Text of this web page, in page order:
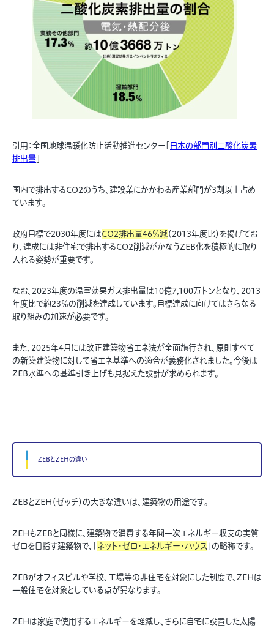
引用：全国地球温暖化防止活動推進センター「日本の部門別二酸化炭素
排出量」
国内で排出するCO2のうち、建設業にかかわる産業部門が3割以上占め
ています。
政府目標で2030年度にはCO2排出量46％減（2013年度比）を掲げてお
り、達成には非住宅で排出するCO2削減がかなうZEB化を積極的に取り
入れる姿勢が重要です。
なお、2023年度の温室効果ガス排出量は10億7,100万トンとなり、2013
年度比で約23％の削減を達成しています。目標達成に向けてはさらなる
取り組みの加速が必要です。
また、2025年4月には改正建築物省エネ法が全面施行され、原則すべて
の新築建築物に対して省エネ基準への適合が義務化されました。今後は
ZEB水準への基準引き上げも見据えた設計が求められます。
ZEBとZEHの違い
ZEBとZEH（ゼッチ）の大きな違いは、建築物の用途です。
ZEHもZEBと同様に、建築物で消費する年間一次エネルギー収支の実質
ゼロを目指す建築物で、「ネット・ゼロ・エネルギー・ハウス 」の略称です。
ZEBがオフィスビルや学校、工場等の非住宅を対象にした制度で、ZEHは
一般住宅を対象としている点が異なります。
ZEHは家庭で使用するエネルギーを軽減し、さらに自宅に設置した太陽